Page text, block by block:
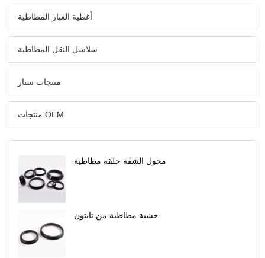
أغطية الغبار المطاطية
سلاسل النقل المطاطية
منتجات ستار
منتجات OEM
محول الشفة حلقة مطاطية
حشية مطاطية من تايتون